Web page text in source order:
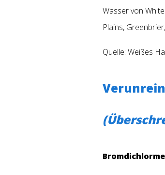
Wasser von
Plains,
Quelle: Weißes